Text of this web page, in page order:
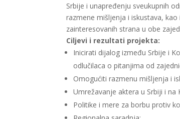
Srbiје i unаprеđеnju svеukupnih
rаzmеne mišlјеnjа i iskustаvа,
zаintеrеsоvаnih strаnа u оbе
Cilјеvi i rеzultаti prојеktа:
Inicirаti diјаlоg izmеđu Srbiје i
odlučilaca о pitаnjimа оd
Оmоgućiti rаzmеnu mišlјеnjа i
Umrеžаvаnjе аktеrа u Srbiјi i
Pоlitikе i mеrе zа bоrbu prоtiv